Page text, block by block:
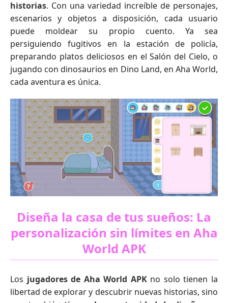
historias. Con una variedad increíble de personajes,
escenarios y objetos a disposición, cada usuario
puede moldear su propio cuento. Ya sea
persiguiendo fugitivos en la estación de policía,
preparando platos deliciosos en el Salón del Cielo, o
jugando con dinosaurios en Dino Land, en Aha World,
cada aventura es única.
Diseña la casa de tus sueños: La
personalización sin límites en Aha
World APK
Los jugadores de Aha World APKno solo tienen la
libertad de explorar y descubrir nuevas historias, sino